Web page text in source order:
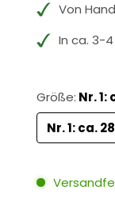
Von
In ca. 3-
Größe: Nr. 1:
Nr. 1: ca.